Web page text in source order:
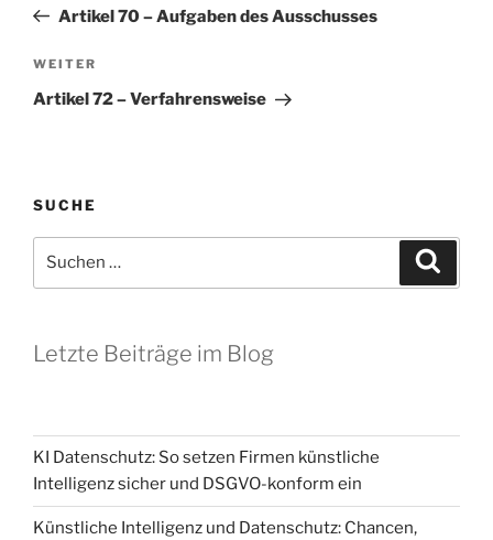
Beitrag
Artikel 70 – Aufgaben des Ausschusses
Nächster
Beitrag
WEITER
Artikel 72 – Verfahrensweise
SUCHE
nach:
Letzte Beiträge im Blog
KI Datenschutz: So setzen Firmen künstliche
Intelligenz sicher und DSGVO-konform ein
Künstliche Intelligenz und Datenschutz: Chancen,